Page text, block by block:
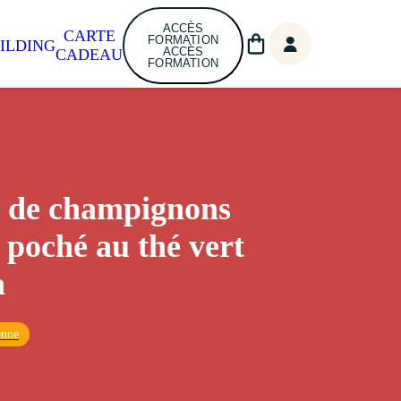
CARTE
CADEAU
ACCÈS
FORMATION
ACCÈS
FORMATION
champignons
poché au thé vert